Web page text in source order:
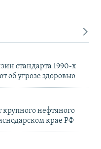
стандарта 1990-х
об угрозе здоровью
нефтяного
крае РФ